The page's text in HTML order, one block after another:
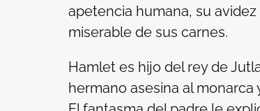
apetencia humana, su
miserable de sus carnes.
Hamlet es hijo del rey de
hermano asesina al monarca